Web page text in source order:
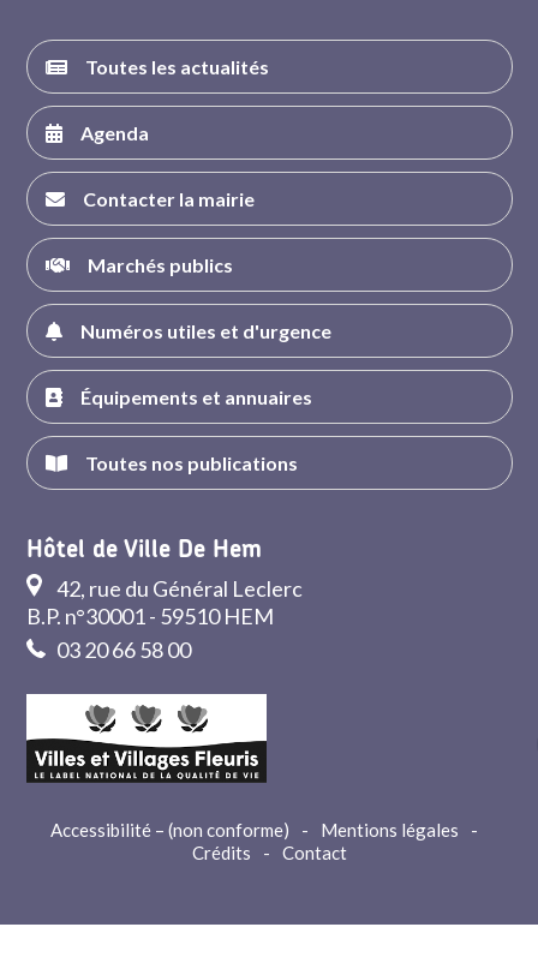
Toutes les actualités
Agenda
Contacter la mairie
Marchés publics
Numéros utiles et d'urgence
Équipements et annuaires
Toutes nos publications
Hôtel de Ville De Hem
42, rue du Général Leclerc
B.P. n°30001 - 59510 HEM
03 20 66 58 00
Accessibilité – (non conforme) - Mentions légales
-
Crédits
- Contact